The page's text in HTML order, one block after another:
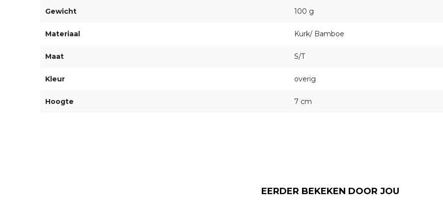
Gewicht 100 g
Materiaal Kurk/ Bamboe
Maat S/T
Kleur overig
Hoogte 7 cm
EERDER BEKEKEN DOOR JOU